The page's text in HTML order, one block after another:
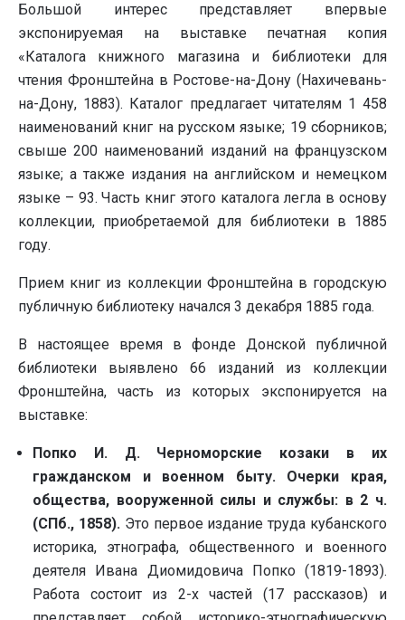
Большой интерес представляет впервые
экспонируемая на выставке печатная копия
«Каталога книжного магазина и библиотеки для
чтения Фронштейна в Ростове-на-Дону (Нахичевань-
на-Дону, 1883). Каталог предлагает читателям 1 458
наименований книг на русском языке; 19 сборников;
свыше 200 наименований изданий на французском
языке; а также издания на английском и немецком
языке – 93. Часть книг этого каталога легла в основу
коллекции, приобретаемой для библиотеки в 1885
году.
Прием книг из коллекции Фронштейна в городскую
публичную библиотеку начался 3 декабря 1885 года.
В настоящее время в фонде Донской публичной
библиотеки выявлено 66 изданий из коллекции
Фронштейна, часть из которых экспонируется на
выставке:
Попко И. Д. Черноморские козаки в их
гражданском и военном быту. Очерки края,
общества, вооруженной силы и службы: в 2 ч.
(СПб., 1858).Это первое издание труда кубанского
историка, этнографа, общественного и военного
деятеля Ивана Диомидовича Попко (1819-1893).
Работа состоит из 2-х частей (17 рассказов) и